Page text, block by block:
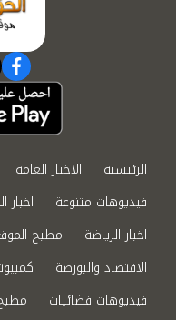
الرئيسية الاخبار العامة
فيديوهات متنوعة
اخبار
اخبار الرياضة
مطبخ
الاقتصاد والبورصة
فيديوهات فضائيات